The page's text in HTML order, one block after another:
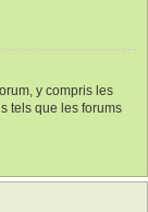
y compris les
tels que les forums